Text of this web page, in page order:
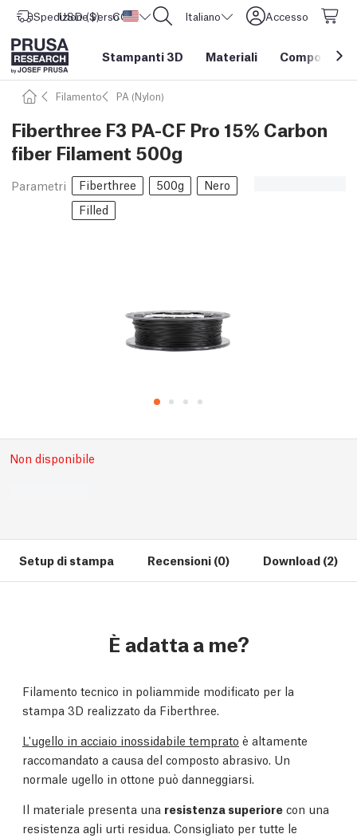
Spedizione verso Stati Uniti d'America
USD ($) CORE One L: Ora disponibile! Italiano Accesso
Stampanti 3D Materiali Componenti
Filamento PA (Nylon)
Fiberthree F3 PA-CF Pro 15% Carbon
fiber Filament 500g
Parametri Fiberthree 500g
Nero
Filled
Non disponibile
Setup di stampa Recensioni (0) Download (2)
È adatta a me?
Filamento tecnico in poliammide modificato per la
stampa 3D realizzato da Fiberthree.
L'ugello in acciaio inossidabile temprato è altamente
raccomandato a causa del composto abrasivo. Un
normale ugello in ottone può danneggiarsi.
Il materiale presenta una resistenza superiore con una
resistenza agli urti residua. Consigliato per tutte le